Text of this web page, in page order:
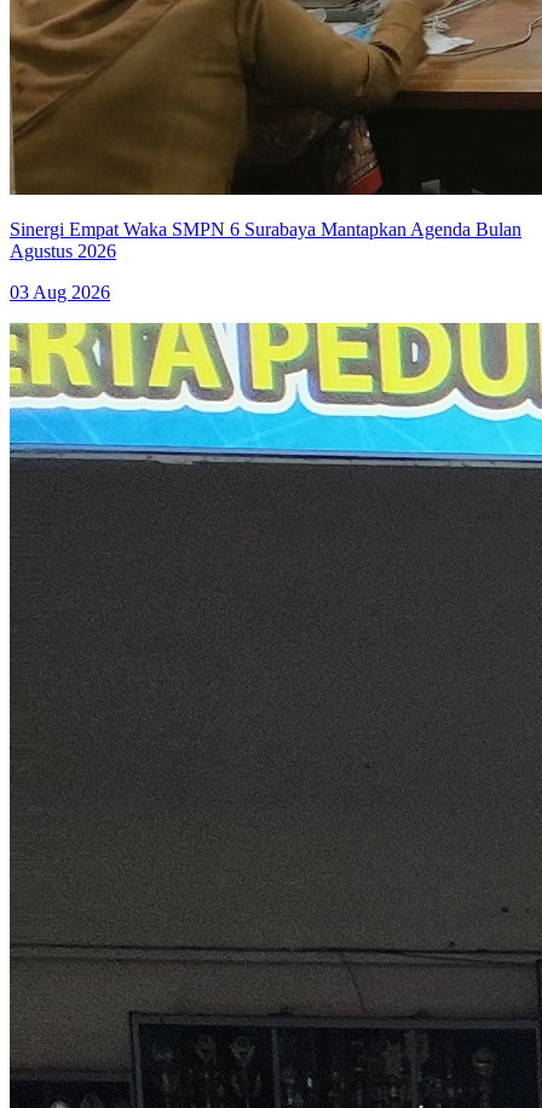
Sinergi Empat Waka SMPN 6 Surabaya Mantapkan Agenda Bulan
Agustus 2026
03 Aug 2026